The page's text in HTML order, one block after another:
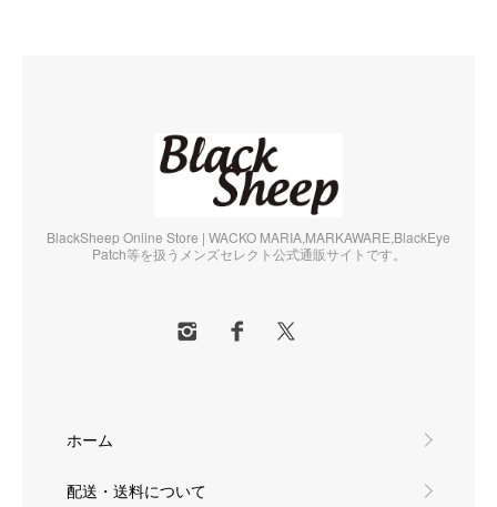
BlackSheep Online Store | WACKO MARIA,MARKAWARE,BlackEye
Patch等を扱うメンズセレクト公式通販サイトです。
ホーム
配送・送料について